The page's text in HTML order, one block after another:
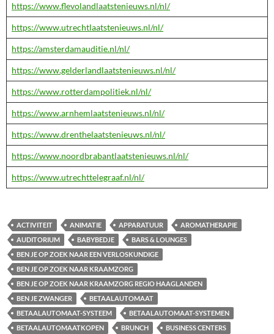
https://www.flevolandlaatstenieuws.nl/nl/
https://www.utrechtlaatstenieuws.nl/nl/
https://amsterdamauditie.nl/nl/
https://www.gelderlandlaatstenieuws.nl/nl/
https://www.rotterdampolitiek.nl/nl/
https://www.arnhemlaatstenieuws.nl/nl/
https://www.drenthelaatstenieuws.nl/nl/
https://www.noordbrabantlaatstenieuws.nl/nl/
https://www.utrechttelegraaf.nl/nl/
ACTIVITEIT ANIMATIE APPARATUUR
AROMATHERAPIE
AUDITORIUM
BABYBEDJE
BARS & LOUNGES
BEN JE OP ZOEK NAAR EEN VERLOSKUNDIGE
BEN JE OP ZOEK NAAR KRAAMZORG
BEN JE OP ZOEK NAAR KRAAMZORG REGIO HAAGLANDEN
BEN JE ZWANGER
BETAALAUTOMAAT
BETAALAUTOMAAT-SYSTEEM
BETAALAUTOMAAT-SYSTEMEN
BETAALAUTOMAATKOPEN
BRUNCH BUSINESS CENTERS